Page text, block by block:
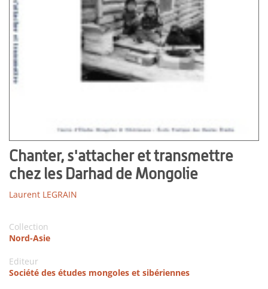
Chanter, s'attacher et transmettre
chez les Darhad de Mongolie
Laurent LEGRAIN
Collection
Nord-Asie
Editeur
Société des études mongoles et sibériennes